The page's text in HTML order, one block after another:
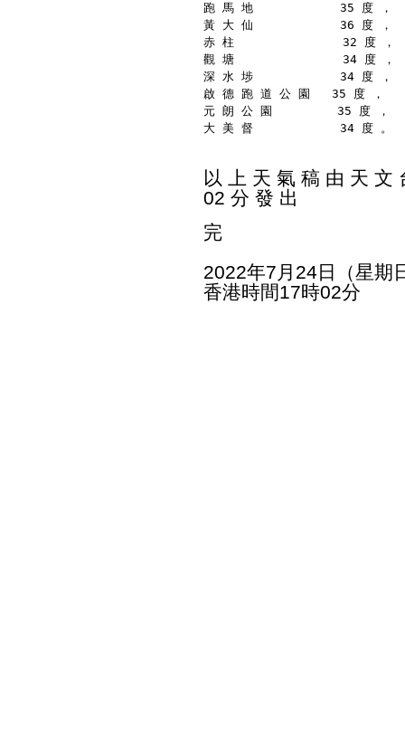
跑 馬 地            35 度 ，
黃 大 仙            36 度 ，
赤 柱               32 度 ，
觀 塘               34 度 ，
深 水 埗            34 度 ，
啟 德 跑 道 公 園   35 度 ，
元 朗 公 園         35 度 ，
大 美 督            34 度 。
以 上 天 氣 稿 由 天 文
02 分 發 出
完
2022年7月24日（星期
香港時間17時02分